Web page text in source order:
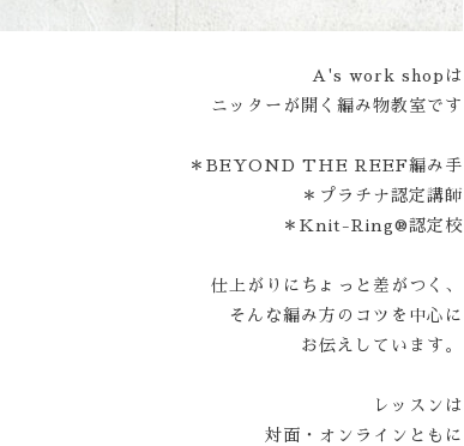
A's work shopは
ニッターが開く編み物教室です
＊BEYOND THE REEF編み手
＊プラチナ認定講師
＊Knit-Ring®認定校
仕上がりにちょっと差がつく、
そんな編み方のコツを中心に
お伝えしています。
レッスンは
対面・オンラインともに